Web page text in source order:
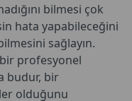
bilmesi çok
hata yapabileceğini
sağlayın.
profesyonel
budur, bir
olduğunu